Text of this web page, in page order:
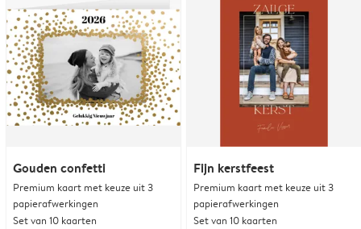
Gouden confetti
Premium kaart met keuze uit 3
papierafwerkingen
Set van 10 kaarten
Fijn kerstfeest
Premium kaart met keuze uit 3
papierafwerkingen
Set van 10 kaarten